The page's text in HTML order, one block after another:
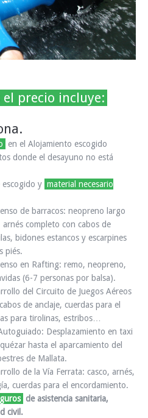
el precio incluye:
en el Alojamiento escogido
donde el desayuno no está
y material necesario
de barracos: neopreno largo
completo con cabos de
bidones estancos y escarpines
piés.
en Rafting: remo, neopreno,
(6-7 personas por balsa).
del Circuito de Juegos Aéreos
de anclaje, cuerdas para el
para tirolinas, estribos…
Desplazamiento en taxi
hasta el aparcamiento del
de Mallata.
de la Vía Ferrata: casco, arnés,
cuerdas para el encordamiento.
de asistencia sanitaria,
civil.